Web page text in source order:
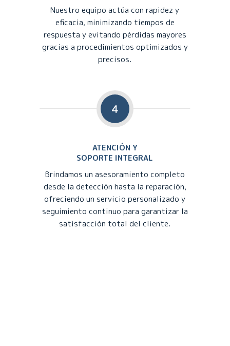
Nuestro equipo actúa con rapidez y
eficacia, minimizando tiempos de
respuesta y evitando pérdidas mayores
gracias a procedimientos optimizados y
precisos.
4
ATENCIÓN Y
SOPORTE INTEGRAL
Brindamos un asesoramiento completo
desde la detección hasta la reparación,
ofreciendo un servicio personalizado y
seguimiento continuo para garantizar la
satisfacción total del cliente.